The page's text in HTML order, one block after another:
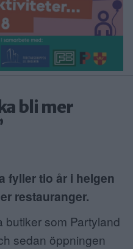
bli mer
fyller tio år i helgen
restauranger.
butiker som Partyland
sedan öppningen